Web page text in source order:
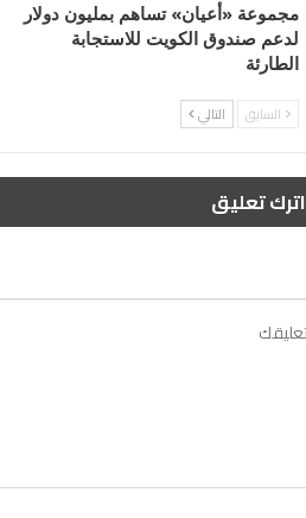
مجموعة «أعيان» تساهم بمليون دولار
لدعم صندوق الكويت للاستجابة
الطارئة
السابق التالي
اترك تعليق